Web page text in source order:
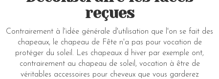
reçues
Contrairement à l'idée générale d'utilisation que l'on se fait des
chapeaux, le chapeau de Fête n'a pas pour vocation de
protéger du soleil. Les chapeaux d hiver par exemple ont,
contrairement au chapeau de soleil, vocation à être de
véritables accessoires pour cheveux que vous garderez